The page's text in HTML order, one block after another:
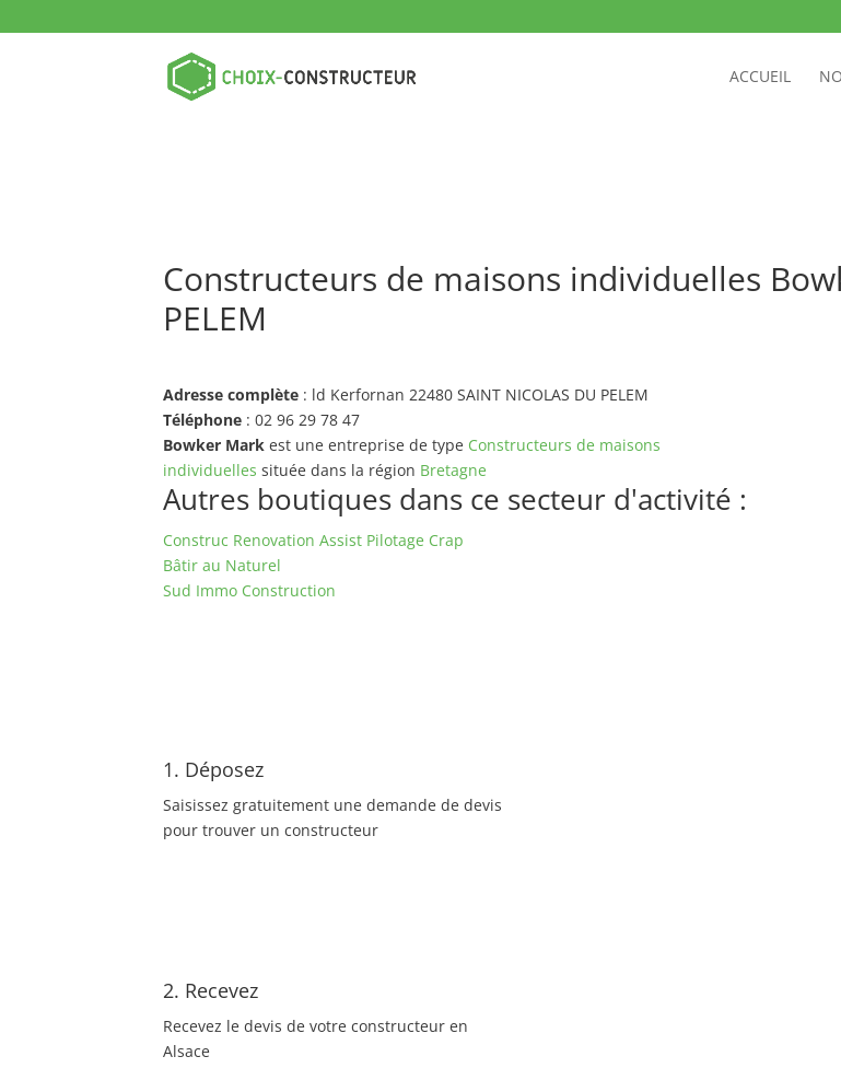
ACCUEIL
Constructeurs de maisons individuelles
PELEM
Adresse complète : ld Kerfornan 22480 SAINT NICOLAS DU PELEM
Téléphone : 02 96 29 78 47
Bowker Mark est une entreprise de type Constructeurs de maisons
individuelles située dans la région Bretagne
Autres boutiques dans ce secteur d'activité :
Construc Renovation Assist Pilotage Crap
Bâtir au Naturel
Sud Immo Construction
1. Déposez
Saisissez gratuitement une demande de devis
pour trouver un constructeur
2. Recevez
Recevez le devis de votre constructeur en
Alsace